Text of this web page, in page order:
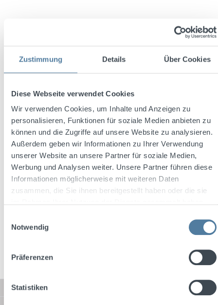
Zustimmung Details Über Cookies
Diese Webseite verwendet Cookies
Wir verwenden Cookies, um Inhalte und Anzeigen zu
personalisieren, Funktionen für soziale Medien anbieten zu
können und die Zugriffe auf unsere Website zu analysieren.
Außerdem geben wir Informationen zu Ihrer Verwendung
unserer Website an unsere Partner für soziale Medien,
Werbung und Analysen weiter. Unsere Partner führen diese
Informationen möglicherweise mit weiteren Daten
zusammen, die Sie ihnen bereitgestellt haben oder die sie
Notwendig
Präferenzen
Statistiken
Durchschnittliche Bewertung von 4.8 von 5 Sternen
Ganz Alter Schneider 0,7l 38% Vol.
Inhalt:0.7 Liter (21,27 € / 1 Liter)
Service-Hotline